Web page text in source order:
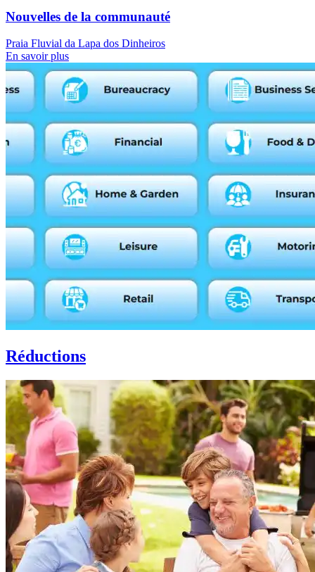
Nouvelles de la communauté
Praia Fluvial da Lapa dos Dinheiros
En savoir plus
Réductions